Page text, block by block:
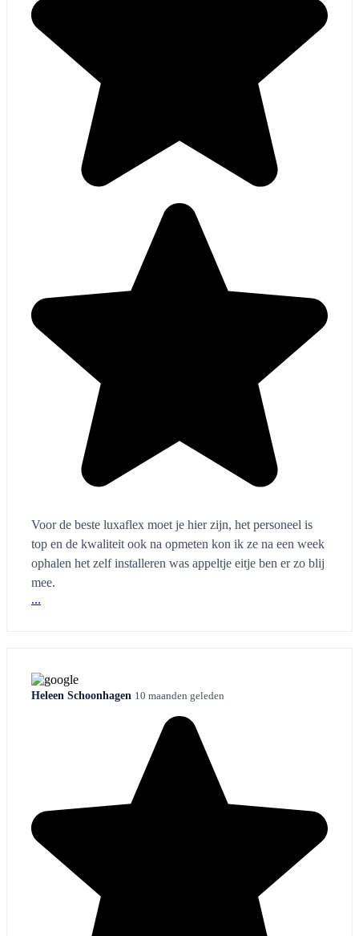
Voor de beste luxaflex moet je hier zijn, het personeel is
top en de kwaliteit ook na opmeten kon ik ze na een week
ophalen het zelf installeren was appeltje eitje ben er zo blij
mee.
...
Heleen Schoonhagen 10 maanden geleden